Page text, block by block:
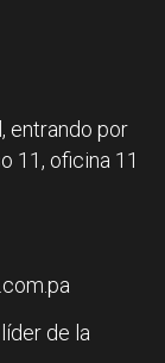
entrando por
11, oficina 11
de la